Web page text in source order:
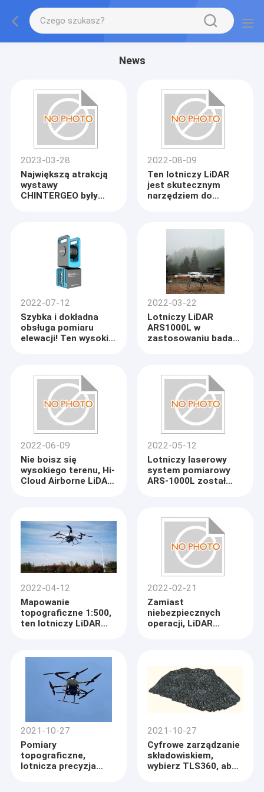
News
2023-03-28
Największą atrakcją
wystawy
CHINTERGEO były
2022-08-09
Ten lotniczy LiDAR
jest skutecznym
narzędziem do
2022-07-12
Szybka i dokładna
obsługa pomiaru
elewacji! Ten wysokiej
krotnie!
2022-03-22
Lotniczy LiDAR
ARS1000L w
zastosowaniu badań
2022-06-09
Nie boisz się
wysokiego terenu, Hi-
Cloud Airborne LiDAR
2022-05-12
Lotniczy laserowy
system pomiarowy
ARS-1000L został
Zasobów Wodnych
środkowego biegu
rzeki Changjiang
2022-04-12
Mapowanie
topograficzne 1:500,
ten lotniczy LiDAR
2022-02-21
Zamiast
niebezpiecznych
operacji, LiDAR
wydajniejsze
2021-10-27
Pomiary
topograficzne,
lotnicza precyzja
2021-10-27
Cyfrowe zarządzanie
składowiskiem,
wybierz TLS360, aby